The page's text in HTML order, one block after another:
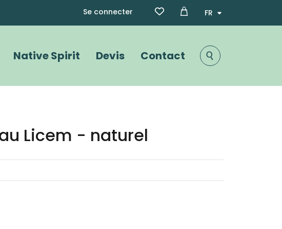
Menu du compte de
Se connecter
Native Spirit Devis Contact
Licem - naturel